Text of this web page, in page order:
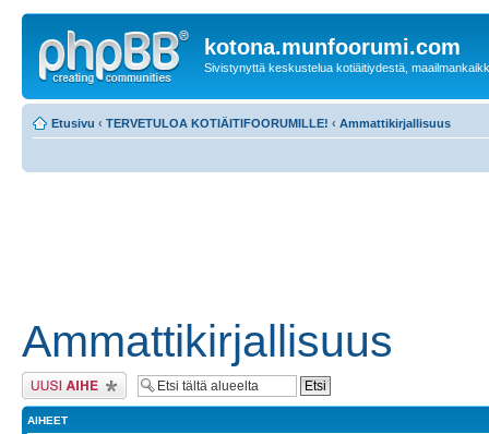
kotona.munfoorumi.com
Sivistynyttä keskustelua kotiäitiydestä,
Etusivu ‹ TERVETULOA KOTIÄITIFOORUMILLE! ‹ Ammattikirjallisuus
Ammattikirjallisuus
Lähetä uusi viesti
AIHEET